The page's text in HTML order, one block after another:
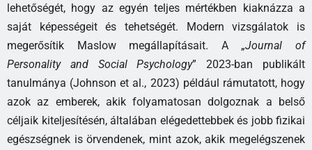
lehetőségét, hogy az egyén teljes mértékben kiaknázza a
saját képességeit és tehetségét. Modern vizsgálatok is
megerősítik Maslow megállapításait. A „Journal of
Personality and Social Psychology” 2023-ban publikált
tanulmánya (Johnson et al., 2023) például rámutatott, hogy
azok az emberek, akik folyamatosan dolgoznak a belső
céljaik kiteljesítésén, általában elégedettebbek és jobb fizikai
egészségnek is örvendenek, mint azok, akik megelégszenek